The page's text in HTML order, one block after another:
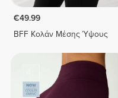
€49.99
BFF Κολάν Μέσης Ύψους